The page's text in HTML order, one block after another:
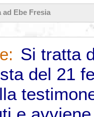
Ebe Fresia
Si tratta
del 21